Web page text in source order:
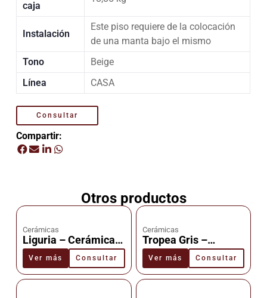
caja
Instalación
Este piso requiere de la colocación
de una manta bajo el mismo
Tono
Beige
Línea
CASA
Consultar
Compartir:
Otros productos
Cerámicas
Liguria – Cerámica –
Cañuelas
Ver más Consultar
Cerámicas
Tropea Gris –
Cerámica –
Cañuelas
Ver más Consultar